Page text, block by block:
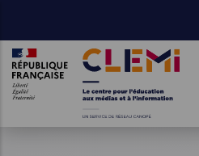
contenu
principal
Images Images